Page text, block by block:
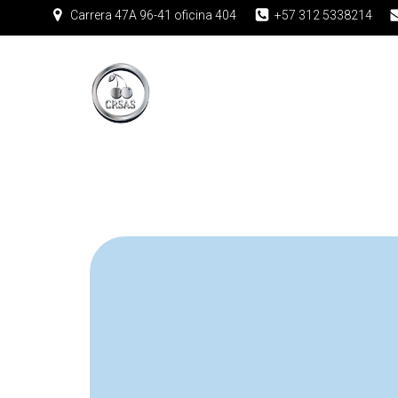
Carrera 47A 96-41 oficina 404 +57 312 5338214